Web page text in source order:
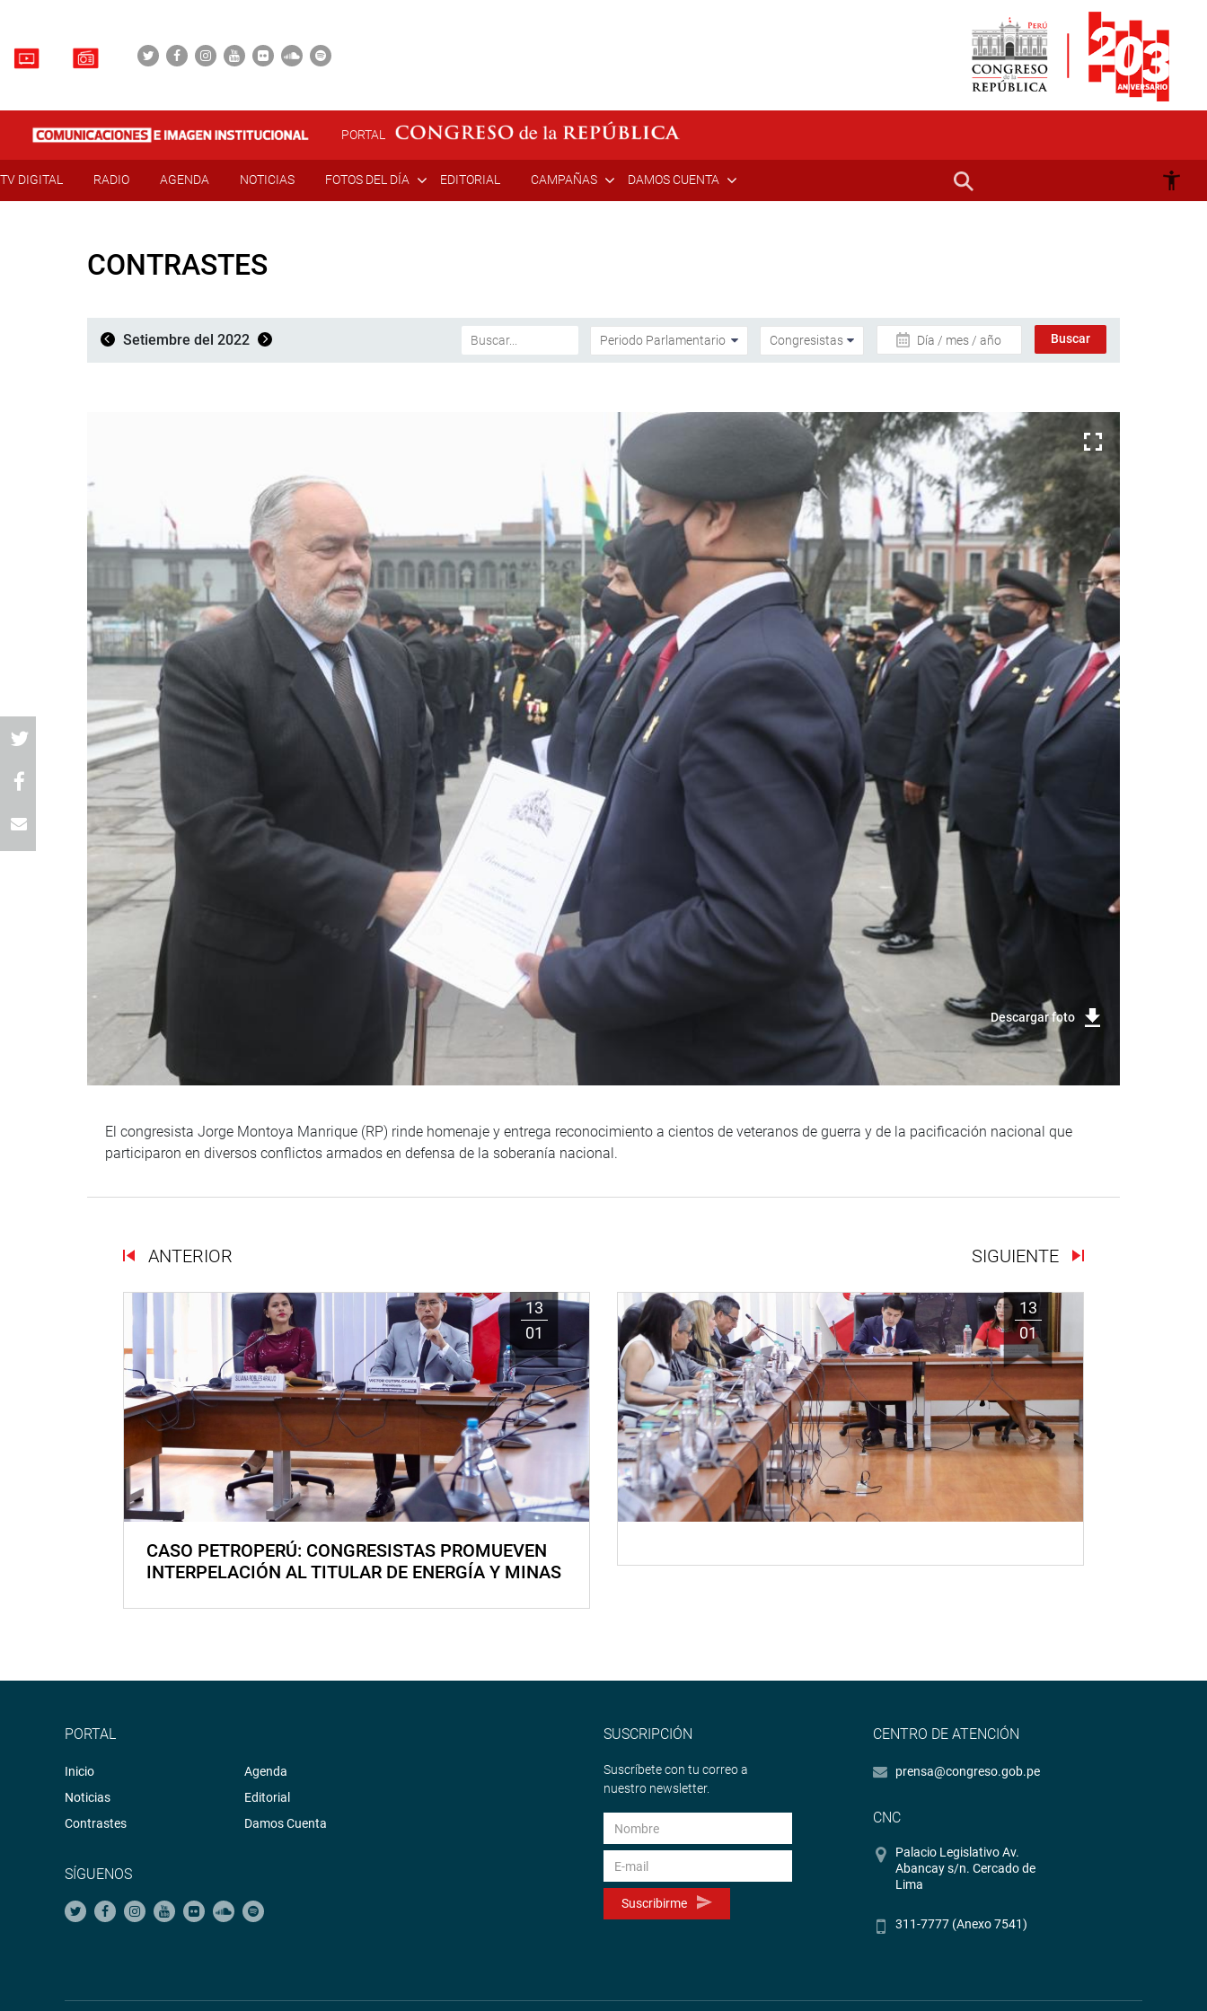
PORTAL
TV DIGITAL RADIO AGENDA NOTICIAS FOTOS DEL DÍA EDITORIAL CAMPAÑAS DAMOS CUENTA
CONTRASTES
Setiembre del 2022 Día / mes / año
Descargar foto
El congresista Jorge Montoya Manrique (RP) rinde homenaje y entrega reconocimiento a cientos de veteranos de guerra y de la pacificación nacional que
participaron en diversos conflictos armados en defensa de la soberanía nacional.
ANTERIOR SIGUIENTE
13
01
CASO PETROPERÚ: CONGRESISTAS PROMUEVEN
INTERPELACIÓN AL TITULAR DE ENERGÍA Y MINAS
13
01
PORTAL
Inicio
Noticias
Contrastes
Agenda
Editorial
Damos Cuenta
SÍGUENOS
SUSCRIPCIÓN
Suscríbete con tu correo a
nuestro newsletter.
Suscribirme
CENTRO DE ATENCIÓN
prensa@congreso.gob.pe
CNC
Palacio Legislativo Av.
Abancay s/n. Cercado de
Lima
311-7777 (Anexo 7541)